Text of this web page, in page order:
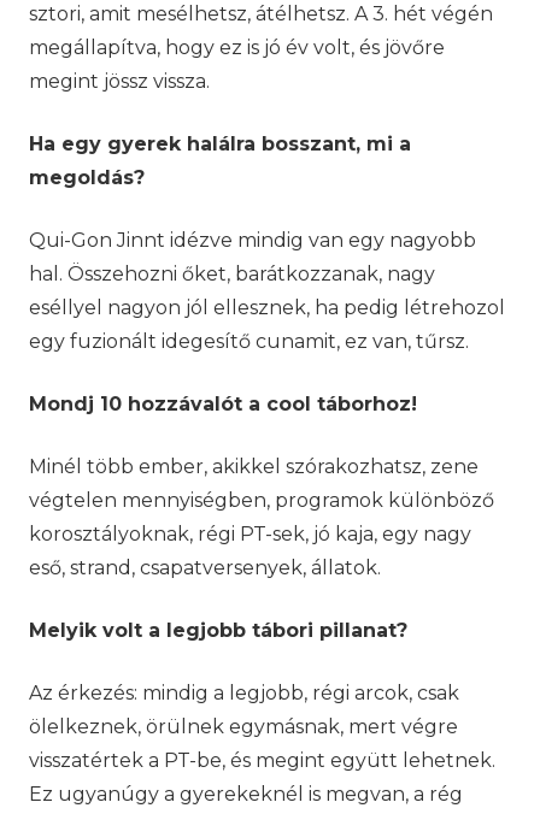
sztori, amit mesélhetsz, átélhetsz. A 3. hét végén
megállapítva, hogy ez is jó év volt, és jövőre
megint jössz vissza.
Ha egy gyerek halálra bosszant, mi a
megoldás?
Qui-Gon Jinnt idézve mindig van egy nagyobb
hal. Összehozni őket, barátkozzanak, nagy
eséllyel nagyon jól ellesznek, ha pedig létrehozol
egy fuzionált idegesítő cunamit, ez van, tűrsz.
Mondj 10 hozzávalót a cool táborhoz!
Minél több ember, akikkel szórakozhatsz, zene
végtelen mennyiségben, programok különböző
korosztályoknak, régi PT-sek, jó kaja, egy nagy
eső, strand, csapatversenyek, állatok.
Melyik volt a legjobb tábori pillanat?
Az érkezés: mindig a legjobb, régi arcok, csak
ölelkeznek, örülnek egymásnak, mert végre
visszatértek a PT-be, és megint együtt lehetnek.
Ez ugyanúgy a gyerekeknél is megvan, a rég